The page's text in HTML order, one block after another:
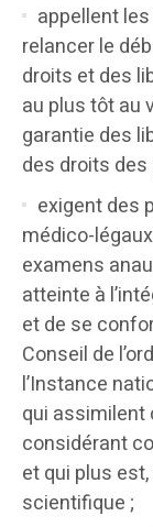
appellent
relancer le
droits et des
au plus tôt au
garantie des
des droits des
exigent des
médico-
examens
atteinte à
et de se
Conseil de
l’Instance
qui assimilent
considérant
et qui plus
scientifique ;